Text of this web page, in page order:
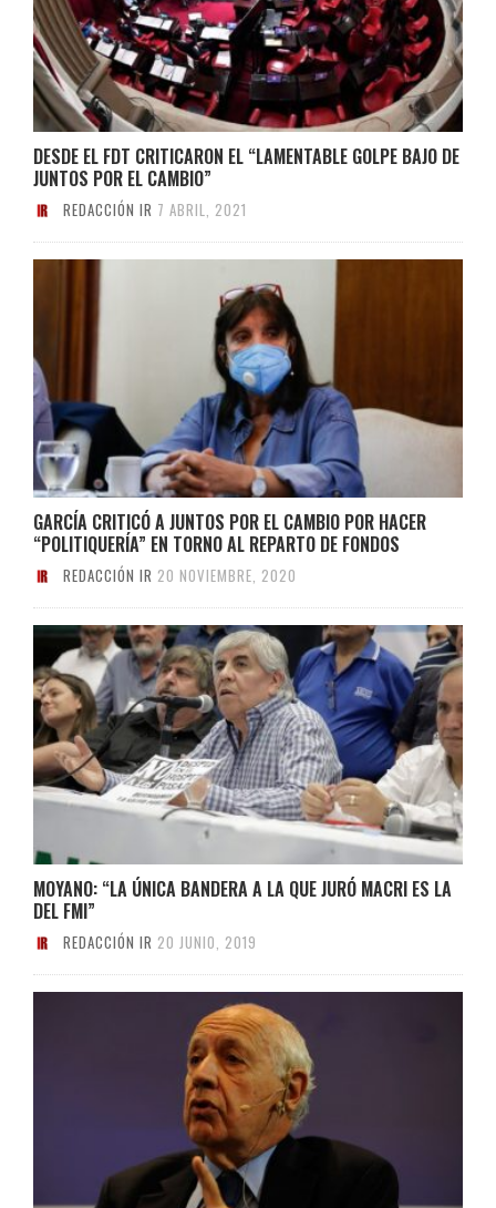
DESDE EL FDT CRITICARON EL “LAMENTABLE GOLPE BAJO DE
JUNTOS POR EL CAMBIO”
REDACCIÓN IR 7 ABRIL, 2021
GARCÍA CRITICÓ A JUNTOS POR EL CAMBIO POR HACER
“POLITIQUERÍA” EN TORNO AL REPARTO DE FONDOS
REDACCIÓN IR 20 NOVIEMBRE, 2020
MOYANO: “LA ÚNICA BANDERA A LA QUE JURÓ MACRI ES LA
DEL FMI”
REDACCIÓN IR 20 JUNIO, 2019